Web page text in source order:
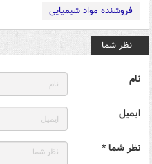
فروشنده مواد شیمیایی
نظر شما
نام
ایمیل
نظر شما *